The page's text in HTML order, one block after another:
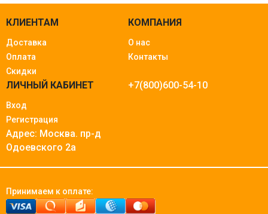
КЛИЕНТАМ
Доставка
Оплата
Скидки
КОМПАНИЯ
О нас
Контакты
ЛИЧНЫЙ КАБИНЕТ
Вход
Регистрация
+7(800)600-54-10
Адрес: Москва. пр-д
Одоевского 2а
Принимаем к оплате: